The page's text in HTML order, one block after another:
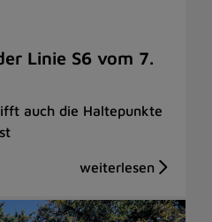
Linie S6 vom 7.
auch die Haltepunkte